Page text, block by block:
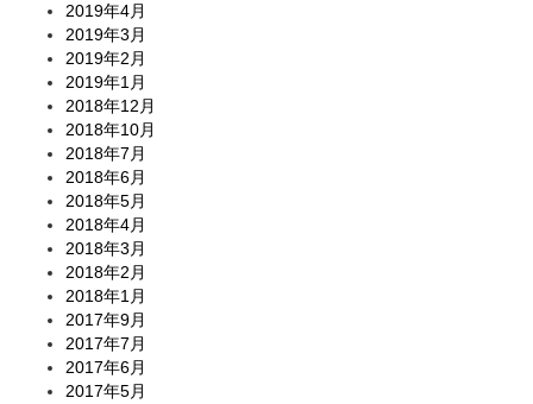
2019年4月
2019年3月
2019年2月
2019年1月
2018年12月
2018年10月
2018年7月
2018年6月
2018年5月
2018年4月
2018年3月
2018年2月
2018年1月
2017年9月
2017年7月
2017年6月
2017年5月